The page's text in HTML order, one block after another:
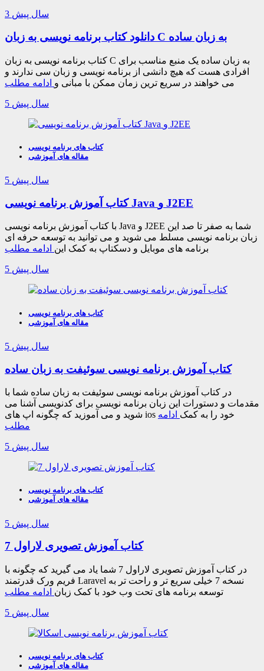
3 سال پیش
دانلود کتاب برنامه نویسی به زبان C به زبان ساده
کتاب برنامه نویسی به زبان C به زبان ساده یک منبع مناسب برای
افرادی هست که هیچ دانشی از برنامه نویسی و زبان سی ندارند و
می خواهند در سریع ترین زمان ممکن با مبانی و ادامه مطلب
5 سال پیش
کتاب های برنامه نویسی
مقاله های آموزشی
5 سال پیش
کتاب آموزش برنامه نویسی Java و J2EE
با کتاب آموزش برنامه نویسی Java و J2EE شما به صفر تا صد این
زبان برنامه نویسی مسلط می شوید و می توانید به توسعه حرفه ای
برنامه های موبایل و دسکتاپ به کمک این ادامه مطلب
5 سال پیش
کتاب های برنامه نویسی
مقاله های آموزشی
5 سال پیش
کتاب آموزش برنامه نویسی سوئیفت به زبان ساده
در کتاب آموزش برنامه نویسی سوئیفت به زبان ساده شما با
مقدمات و دستورات این زبان برنامه نویسی برای کدنویسی آشنا می
شوید و می آموزید که چگونه اپ های ios خود را به کمک ادامه
مطلب
5 سال پیش
کتاب های برنامه نویسی
مقاله های آموزشی
5 سال پیش
کتاب آموزش تصویری لاراول 7
در کتاب آموزش تصویری لاراول 7 شما یاد می گیرید که چگونه با
فریم ورک قدرتمند Laravel نسخه 7 خیلی سریع تر و راحت تر به
توسعه برنامه های تحت وب خود با کمک زبان ادامه مطلب
5 سال پیش
کتاب های برنامه نویسی
مقاله های آموزشی